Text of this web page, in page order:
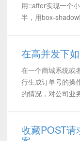
用::after实现一个
半，用box-
在高并发下
在一个商城系统或
行生成订单号的操
的情况，对公司业
收藏POST